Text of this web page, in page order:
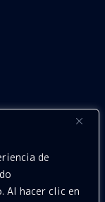
de
Al hacer clic en